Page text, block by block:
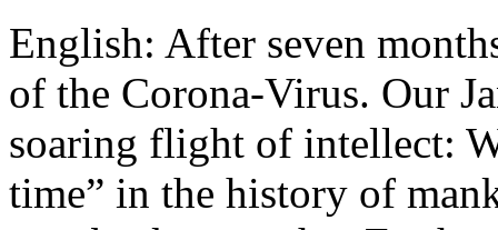
English: After seven
of the Corona-Virus. Our
soaring flight of intellect:
time” in the history of